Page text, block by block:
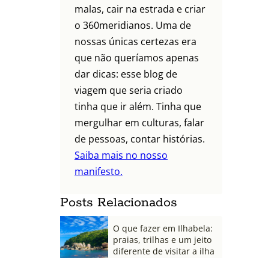
malas, cair na estrada e criar
o 360meridianos. Uma de
nossas únicas certezas era
que não queríamos apenas
dar dicas: esse blog de
viagem que seria criado
tinha que ir além. Tinha que
mergulhar em culturas, falar
de pessoas, contar histórias.
Saiba mais no nosso
manifesto.
Posts Relacionados
O que fazer em Ilhabela:
praias, trilhas e um jeito
diferente de visitar a ilha